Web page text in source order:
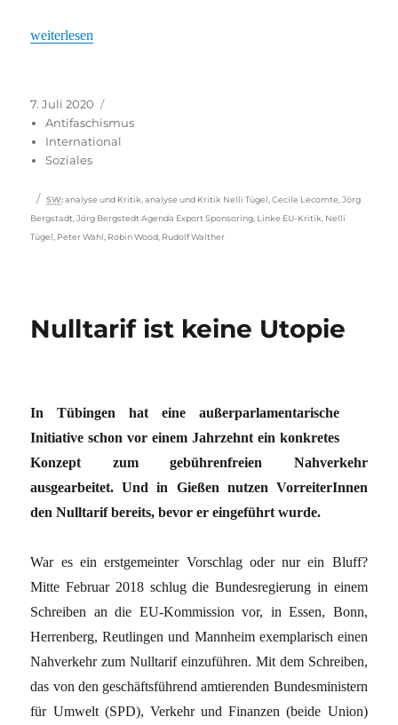
„Suche nach einer linken EU-Kritik“
weiterlesen
Veröffentlicht
am
7. Juli 2020
Antifaschismus
International
Soziales
Schlagwörter
SW: analyse und Kritik,analyse und Kritik Nelli Tügel,Cecile Lecomte,Jörg
Bergstadt,Jörg Bergstedt Agenda Export Sponsoring, Linke EU-Kritik, Nelli
Tügel, Peter Wahl, Robin Wood, Rudolf Walther
Nulltarif ist keine Utopie
In Tübingen hat eine außerparlamentarische
Initiative schon vor einem Jahrzehnt ein konkretes
Konzept zum gebührenfreien Nahverkehr
ausgearbeitet. Und in Gießen nutzen VorreiterInnen
den Nulltarif bereits, bevor er eingeführt wurde.
War es ein erstgemeinter Vorschlag oder nur ein Bluff?
Mitte Februar 2018 schlug die Bundesregierung in einem
Schreiben an die EU-Kommission vor, in Essen, Bonn,
Herrenberg, Reutlingen und Mannheim exemplarisch einen
Nahverkehr zum Nulltarif einzuführen. Mit dem Schreiben,
das von den geschäftsführend amtierenden Bundesministern
für Umwelt (SPD), Verkehr und Finanzen (beide Union)